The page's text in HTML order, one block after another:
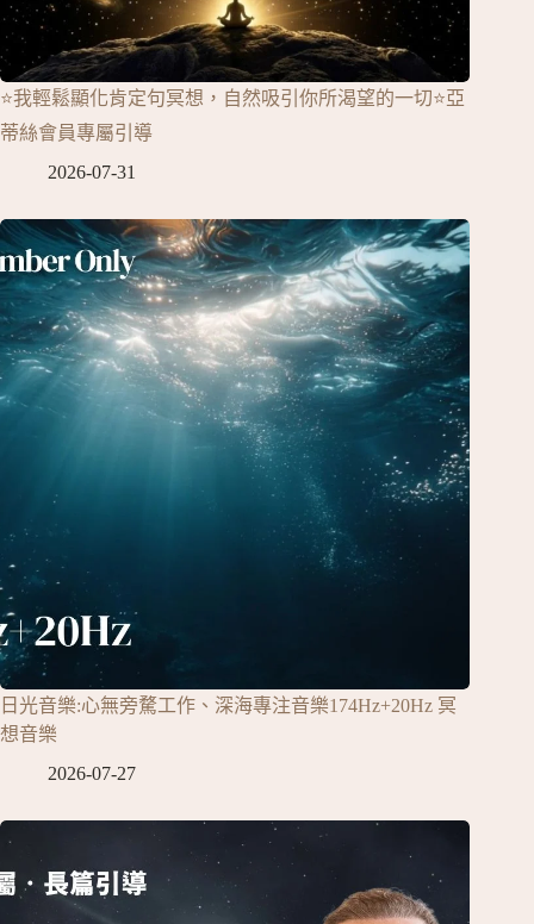
⭐我輕鬆顯化肯定句冥想，自然吸引你所渴望的一切⭐亞
蒂絲會員專屬引導
2026-07-31
日光音樂:心無旁騖工作、深海專注音樂174Hz+20Hz 冥
想音樂
2026-07-27